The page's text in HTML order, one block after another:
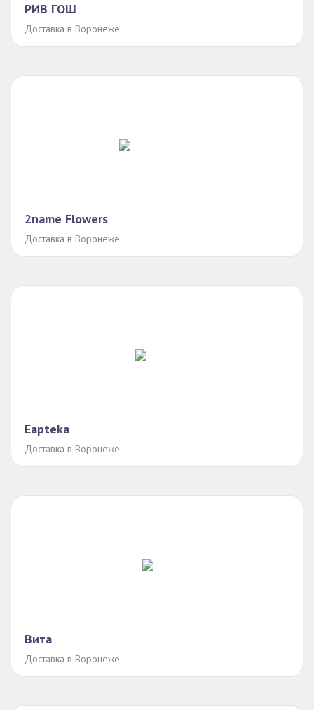
РИВ ГОШ
Доставка в Воронеже
2name Flowers
Доставка в Воронеже
Eapteka
Доставка в Воронеже
Вита
Доставка в Воронеже